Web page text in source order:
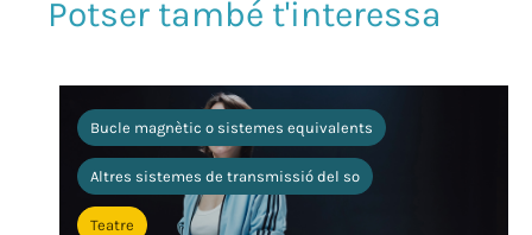
Bucle magnètic o sistemes equivalents
Altres sistemes de transmissió del so
Teatre